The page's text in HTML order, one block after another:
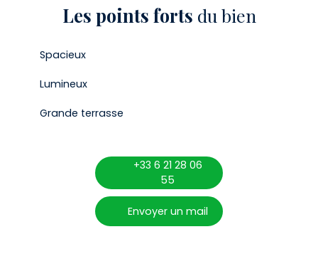
Les points forts du bien
Spacieux
Lumineux
Grande terrasse
+33 6 21 28 06
55
Envoyer un mail